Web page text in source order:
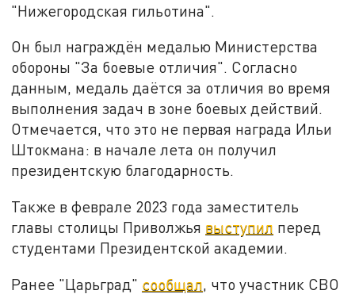
"Нижегородская гильотина".
Он был награждён медалью Министерства
обороны "За боевые отличия". Согласно
данным, медаль даётся за отличия во время
выполнения задач в зоне боевых действий.
Отмечается, что это не первая награда Ильи
Штокмана: в начале лета он получил
президентскую благодарность.
Также в феврале 2023 года заместитель
главы столицы Приволжья выступил перед
студентами Президентской академии.
Ранее "Царьград" сообщал, что участник СВО